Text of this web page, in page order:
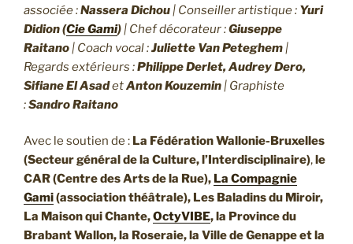
associée :Nassera Dichou | Conseiller artistique : Yuri
Didion (Cie Gami) | Chef décorateur :Giuseppe
Raitano | Coach vocal :Juliette Van Peteghem |
Regards extérieurs :Philippe Derlet, Audrey Dero,
Sifiane El AsadetAnton Kouzemin | Graphiste
:Sandro Raitano
Avec le soutien de : La Fédération Wallonie-Bruxelles
(Secteur général de la Culture, l’Interdisciplinaire), le
CAR (Centre des Arts de la Rue), La Compagnie
Gami(association théâtrale), Les Baladins du Miroir,
La Maison qui Chante,OctyVIBE, la Province du
Brabant Wallon, la Roseraie, la Ville de Genappe et la